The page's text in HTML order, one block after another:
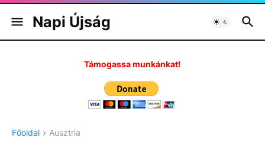
Napi Újság
Támogassa munkánkat!
Főoldal Ausztria